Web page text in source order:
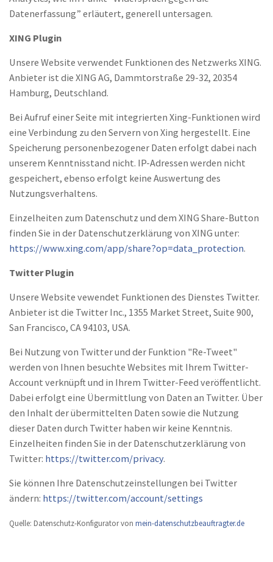
Datenerfassung” erläutert, generell untersagen.
XING Plugin
Unsere Website verwendet Funktionen des Netzwerks XING.
Anbieter ist die XING AG, Dammtorstraße 29-32, 20354
Hamburg, Deutschland.
Bei Aufruf einer Seite mit integrierten Xing-Funktionen wird
eine Verbindung zu den Servern von Xing hergestellt. Eine
Speicherung personenbezogener Daten erfolgt dabei nach
unserem Kenntnisstand nicht. IP-Adressen werden nicht
gespeichert, ebenso erfolgt keine Auswertung des
Nutzungsverhaltens.
Einzelheiten zum Datenschutz und dem XING Share-Button
finden Sie in der Datenschutzerklärung von XING unter:
https://www.xing.com/app/share?op=data_protection.
Twitter Plugin
Unsere Website vewendet Funktionen des Dienstes Twitter.
Anbieter ist die Twitter Inc., 1355 Market Street, Suite 900,
San Francisco, CA 94103, USA.
Bei Nutzung von Twitter und der Funktion "Re-Tweet"
werden von Ihnen besuchte Websites mit Ihrem Twitter-
Account verknüpft und in Ihrem Twitter-Feed veröffentlicht.
Dabei erfolgt eine Übermittlung von Daten an Twitter. Über
den Inhalt der übermittelten Daten sowie die Nutzung
dieser Daten durch Twitter haben wir keine Kenntnis.
Einzelheiten finden Sie in der Datenschutzerklärung von
Twitter: https://twitter.com/privacy.
Sie können Ihre Datenschutzeinstellungen bei Twitter
ändern: https://twitter.com/account/settings
Quelle: Datenschutz-Konfigurator von mein-datenschutzbeauftragter.de